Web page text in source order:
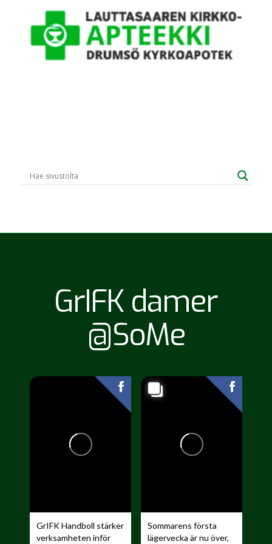
GrIFK damer
@SoMe
GrIFK Handboll stärker
verksamheten inför
Sommarens första
lägervecka är nu över,